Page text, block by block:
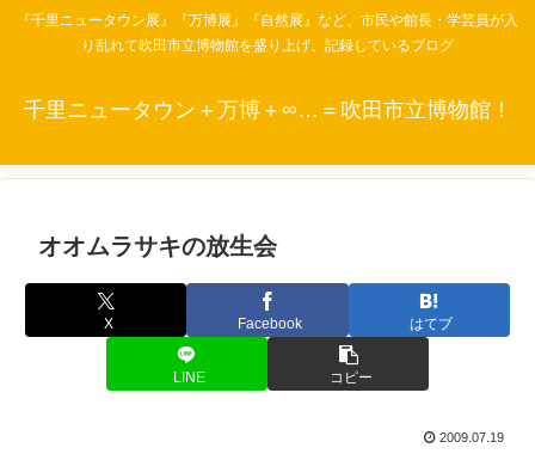
『千里ニュータウン展』『万博展』『自然展』など、市民や館長・学芸員が入
り乱れて吹田市立博物館を盛り上げ、記録しているブログ
千里ニュータウン＋万博＋∞…＝吹田市立博物館！
オオムラサキの放生会
X Facebook はてブ
LINE コピー
2009.07.19